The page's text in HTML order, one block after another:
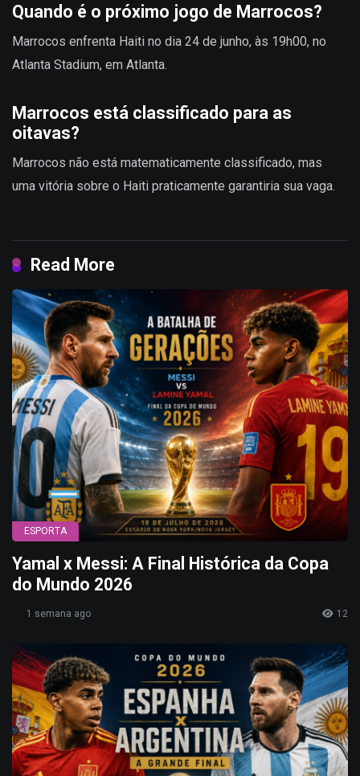
Quando é o próximo jogo de Marrocos?
Marrocos enfrenta Haiti no dia 24 de junho, às 19h00, no
Atlanta Stadium, em Atlanta.
Marrocos está classificado para as
oitavas?
Marrocos não está matematicamente classificado, mas
uma vitória sobre o Haiti praticamente garantiria sua vaga.
Read More
ESPORTA
Yamal x Messi: A Final Histórica da Copa
do Mundo 2026
1 semana ago 12